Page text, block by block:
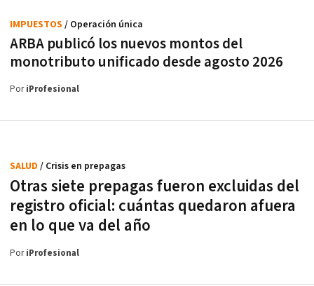
ARBA publicó los nuevos montos del
monotributo unificado desde agosto 2026
IMPUESTOS / Operación única
PoriProfesional
Otras siete prepagas fueron excluidas del
registro oficial: cuántas quedaron afuera
en lo que va del año
SALUD / Crisis en prepagas
PoriProfesional